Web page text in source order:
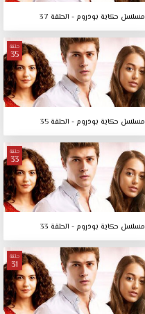
مسلسل حكاية بودروم - الحلقة 37
حلقة
35
مسلسل حكاية بودروم - الحلقة 35
حلقة
33
مسلسل حكاية بودروم - الحلقة 33
حلقة
31